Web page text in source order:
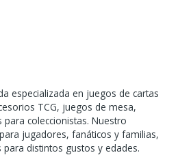
especializada en juegos de cartas
TCG, juegos de mesa,
coleccionistas. Nuestro
jugadores, fanáticos y familias,
distintos gustos y edades.